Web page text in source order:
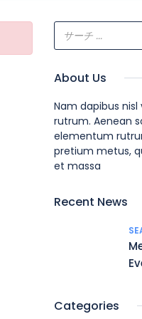
About Us
Nam dapibus
rutrum. Aenean
elementum
pretium metus,
et massa
Recent News
Categories